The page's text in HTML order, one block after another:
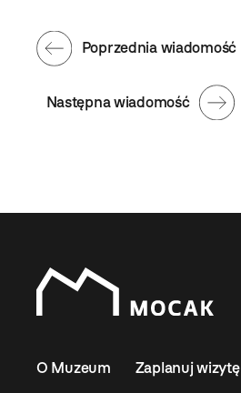
Następna wiadomość
Poprzednia wiadomość
O Muzeum Zaplanuj wizytę